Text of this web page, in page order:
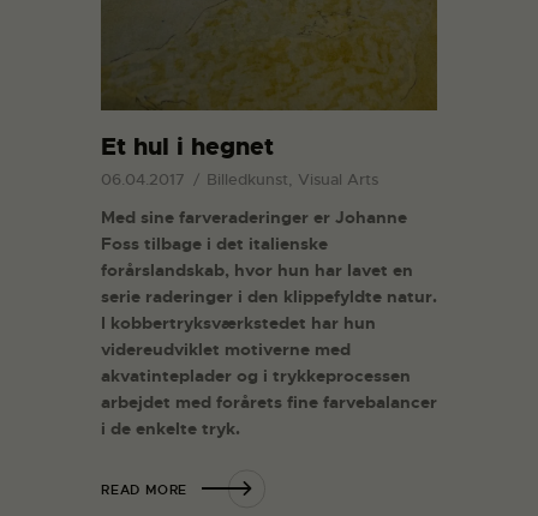
Et hul i hegnet
06.04.2017 Billedkunst, Visual Arts
Med sine farveraderinger er Johanne
Foss tilbage i det italienske
forårslandskab, hvor hun har lavet en
serie raderinger i den klippefyldte natur.
I kobbertryksværkstedet har hun
videreudviklet motiverne med
akvatinteplader og i trykkeprocessen
arbejdet med forårets fine farvebalancer
i de enkelte tryk.
READ MORE